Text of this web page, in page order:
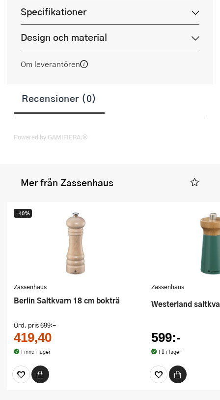
Specifikationer
Design och material
Om leverantören
Recensioner (0)
Powered by GAMIFIERA.®
Mer från Zassenhaus
Zassenhaus
Berlin Saltkvarn 18 cm bokträ
Ord. pris699:-
419,40
Finns i lager
-40%
Zassenhaus
Westerland
599:-
Få i lager